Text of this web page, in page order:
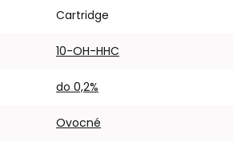
Cartridge
10-OH-HHC
do 0,2%
Ovocné